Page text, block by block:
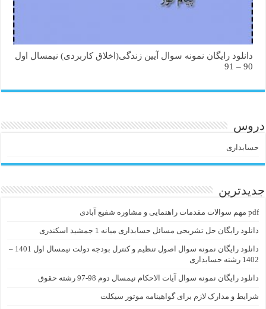
دانلود رایگان نمونه سوال آیین زندگی(اخلاق کاربردی) نیمسال اول
90 – 91
دروس
حسابداری
جدیدترین
pdf مهم سوالات مقدمات راهنمایی و مشاوره شفیع آبادی
دانلود رایگان حل تشریحی مسائل حسابداری میانه 1 جمشید اسکندری
دانلود رایگان نمونه سوال اصول تنظیم و کنترل بودجه دولت نیمسال اول 1401 –
1402 رشته حسابداری
دانلود رایگان نمونه سوال آیات الاحکام نیمسال دوم 98-97 رشته حقوق
شرایط و مدارک لازم برای گواهینامه موتور سیکلت